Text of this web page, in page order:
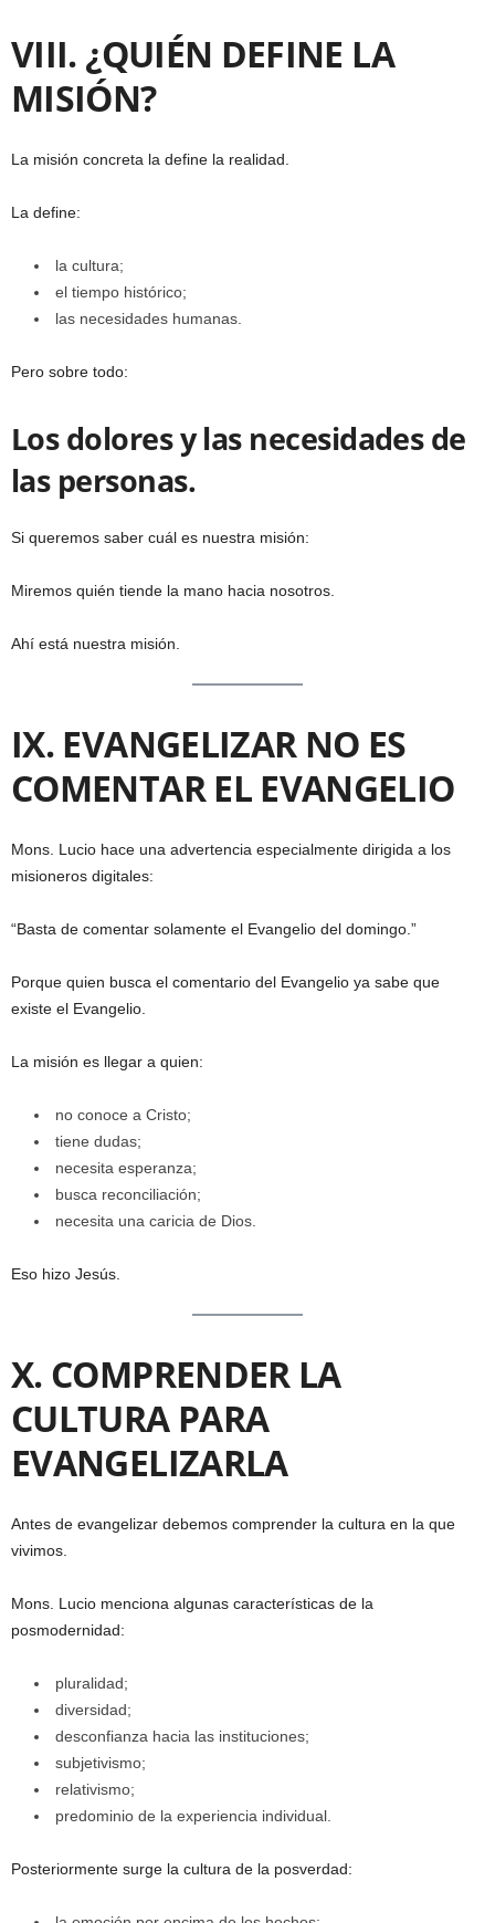
VIII. ¿QUIÉN DEFINE LA
MISIÓN?
La misión concreta la define la realidad.
La define:
la cultura;
el tiempo histórico;
las necesidades humanas.
Pero sobre todo:
Los dolores y las necesidades de
las personas.
Si queremos saber cuál es nuestra misión:
Miremos quién tiende la mano hacia nosotros.
Ahí está nuestra misión.
IX. EVANGELIZAR NO ES
COMENTAR EL EVANGELIO
Mons. Lucio hace una advertencia especialmente dirigida a los
misioneros digitales:
“Basta de comentar solamente el Evangelio del domingo.”
Porque quien busca el comentario del Evangelio ya sabe que
existe el Evangelio.
La misión es llegar a quien:
no conoce a Cristo;
tiene dudas;
necesita esperanza;
busca reconciliación;
necesita una caricia de Dios.
Eso hizo Jesús.
X. COMPRENDER LA
CULTURA PARA
EVANGELIZARLA
Antes de evangelizar debemos comprender la cultura en la que
vivimos.
Mons. Lucio menciona algunas características de la
posmodernidad:
pluralidad;
diversidad;
desconfianza hacia las instituciones;
subjetivismo;
relativismo;
predominio de la experiencia individual.
Posteriormente surge la cultura de la posverdad: